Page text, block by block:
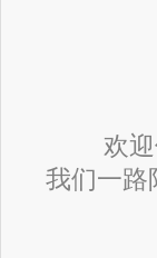
欢
我们一路